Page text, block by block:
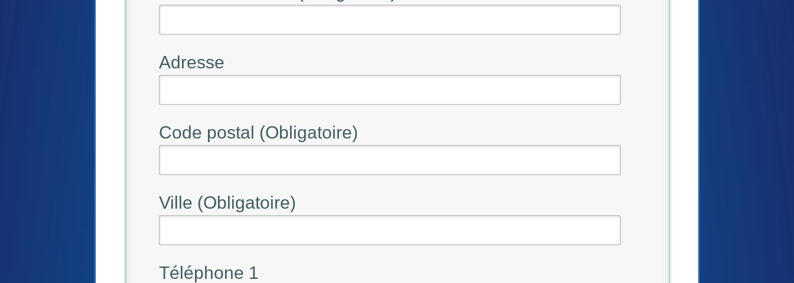
Adresse
Code postal (Obligatoire)
Ville (Obligatoire)
Téléphone 1